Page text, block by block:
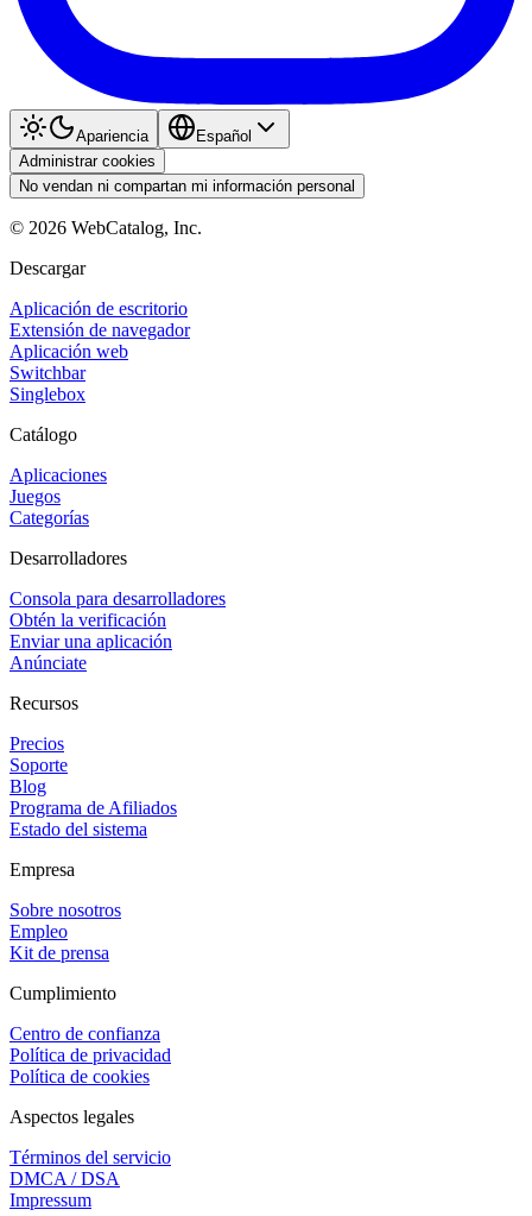
Apariencia
Español
Administrar cookies
No vendan ni compartan mi información personal
© 2026 WebCatalog, Inc.
Descargar
Aplicación de escritorio
Extensión de navegador
Aplicación web
Switchbar
Singlebox
Catálogo
Aplicaciones
Juegos
Categorías
Desarrolladores
Consola para desarrolladores
Obtén la verificación
Enviar una aplicación
Anúnciate
Recursos
Precios
Soporte
Blog
Programa de Afiliados
Estado del sistema
Empresa
Sobre nosotros
Empleo
Kit de prensa
Cumplimiento
Centro de confianza
Política de privacidad
Política de cookies
Aspectos legales
Términos del servicio
DMCA / DSA
Impressum